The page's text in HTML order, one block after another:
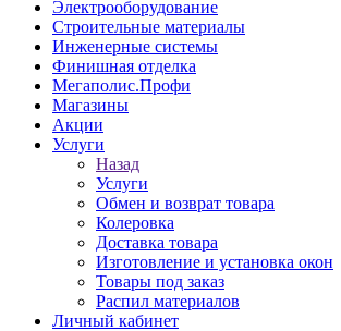
Электрооборудование
Строительные материалы
Инженерные системы
Финишная отделка
Мегаполис.Профи
Магазины
Акции
Услуги
Назад
Услуги
Обмен и возврат товара
Колеровка
Доставка товара
Изготовление и установка окон
Товары под заказ
Распил материалов
Личный кабинет